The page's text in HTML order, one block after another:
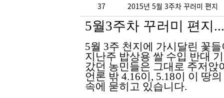
37 2015년 5월 3주차 꾸러미 편지
5월3주차 꾸러미 편지
5월 3주 천지에 가시달린 꽃
지난주 밥상용 쌀 수입 반대
갔던 농민들은 그대로 주저앉
언론 밖 4.16이, 5.18이 이 땅
속에 묻히고 있습니다.